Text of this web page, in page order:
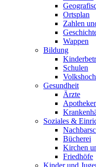
Ortsplan
Zahlen
Wappen
Bildung
Schulen
Gesundheit
Ärzte
Soziales &
Bücherei
Kirchen
Friedhöfe
Kinder und